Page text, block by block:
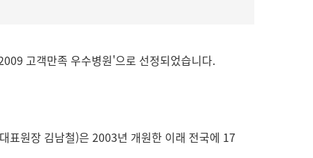
고객만족 우수병원'으로 선정되었습니다.
표원장 김남철)은 2003년 개원한 이래 전국에 17